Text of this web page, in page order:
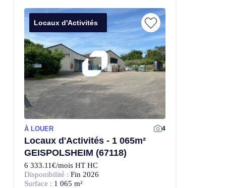
Locaux d'Activités
À LOUER 4
Locaux d'Activités - 1 065m²
GEISPOLSHEIM (67118)
6 333.11€/mois HT HC
Disponibilité : Fin 2026
Surface : 1 065 m²